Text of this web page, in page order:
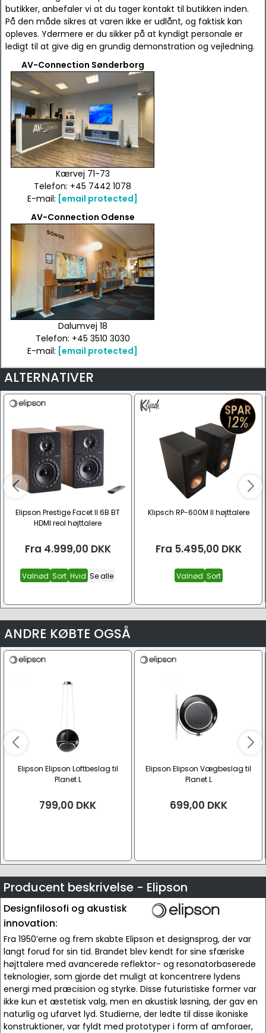
butikker, anbefaler vi at du tager kontakt til butikken inden.
På den måde sikres at varen ikke er udlånt, og faktisk kan
opleves. Ydermere er du sikker på at kyndigt personale er
ledigt til at give dig en grundig demonstration og vejledning.
AV-Connection Sønderborg
Kærvej 71-73
Telefon: +45 7442 1078
E-mail: [email protected]
AV-Connection Odense
Dalumvej 18
Telefon: +45 3510 3030
E-mail: [email protected]
ALTERNATIVER
Elipson Prestige Facet II 6B BT
HDMI reol højttalere
Fra 4.999,00 DKK
Valnød Sort Hvid Se alle
Klipsch RP-600M II højttalere
Fra 5.495,00 DKK
Valnød Sort
ANDRE KØBTE OGSÅ
Elipson Elipson Loftbeslag til
Planet L
799,00 DKK
Elipson Elipson Vægbeslag til
Planet L
699,00 DKK
Producent beskrivelse - Elipson
Designfilosofi og akustisk
innovation:
Fra 1950’erne og frem skabte Elipson et designsprog, der var
langt forud for sin tid. Brandet blev kendt for sine sfæriske
højttalere med avancerede reflektor- og resonatorbaserede
teknologier, som gjorde det muligt at koncentrere lydens
energi med præcision og styrke. Disse futuristiske former var
ikke kun et æstetisk valg, men en akustisk løsning, der gav en
naturlig og ufarvet lyd. Studierne, der ledte til disse ikoniske
konstruktioner, var fyldt med prototyper i form af amforaer,